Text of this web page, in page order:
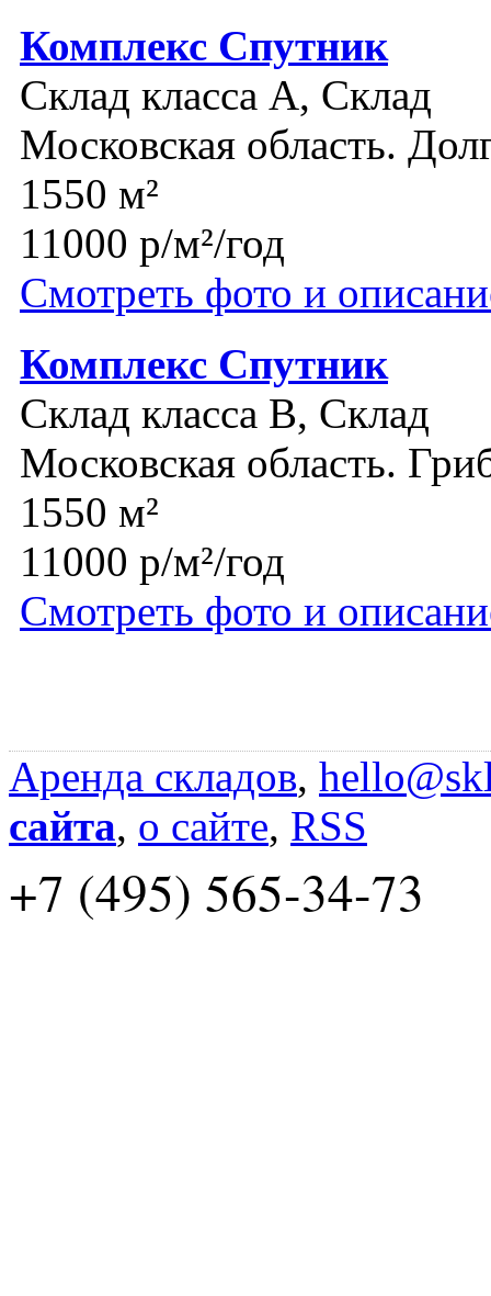
Комплекс Спутник
Склад класса A, Склад
Московская область.
1550 м²
11000 р/м²/год
Смотреть фото и
Комплекс Спутник
Склад класса B, Склад
Московская область.
1550 м²
11000 р/м²/год
Смотреть фото и
Аренда складов,
сайта, о сайте, RSS
+7 (495) 565-34-73